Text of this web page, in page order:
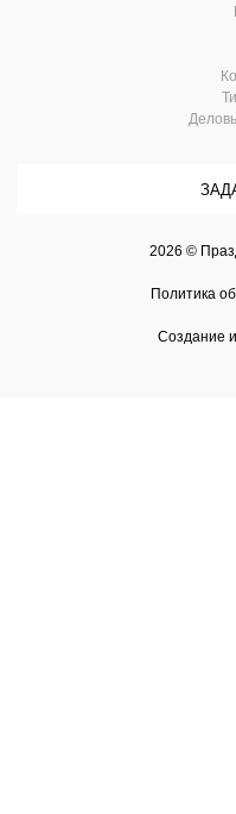
2026 ©
Политика
Создание